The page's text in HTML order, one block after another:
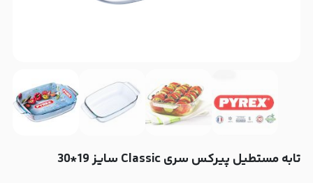
تابه مستطیل پیرکس سری Classic سایز 19*30